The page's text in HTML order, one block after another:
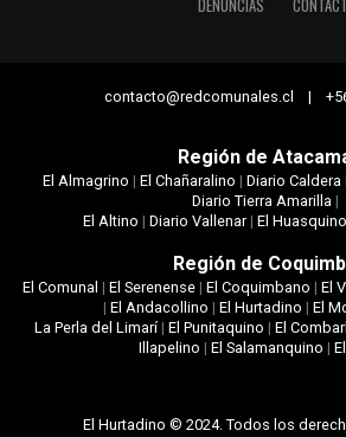
DENUNCIAS
contacto@redcomunales.cl |
Región de
El Almagrino | El Chañaralino | Diario Caldera|
Diario Tierra Amarilla|
El Altino | Diario Vallenar| El Huasquino
Región de
El Comunal | El Serenense| El Coquimbano | El
| El Andacollino | El Hurtadino | El
La Perla del Limarí|El Punitaquino |El
Illapelino | El Salamanquino |
El Hurtadino © 2024. Todos los